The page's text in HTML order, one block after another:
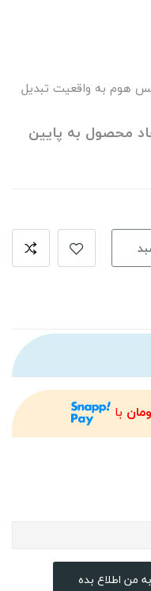
هوم به واقعیت تبدیل
محصول به پایین
با
من اطلاع بده